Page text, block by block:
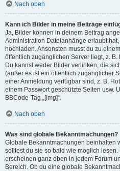
Nach oben
Kann ich Bilder in meine Beiträge
Ja, Bilder können in deinem Beitrag
Administration Dateianhänge erlaubt
hochladen. Ansonsten musst du zu
öffentlich zugänglichen Server liegt, z.
Du kannst weder Bilder verlinken, die
(außer es ist ein öffentlich zugänglicher
einer Anmeldung verfügbar sind, z. B.
einem Passwort geschützte Seiten usw.
BBCode-Tag „[img]“.
Nach oben
Was sind globale Bekanntmachungen?
Globale Bekanntmachungen beinhalten
solltest du sie so bald wie möglich
erscheinen ganz oben in jedem Forum
Bereich. Ob du eine globale